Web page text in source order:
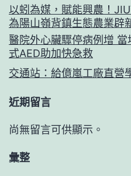
以蚓為媒，賦能興農！
為陽山嶺背鎮生態農業辟
醫院外心臟驟停病例增
式AED助加快急救
交通站：給億嵐工廠直營
近期留言
尚無留言可供顯示。
彙整